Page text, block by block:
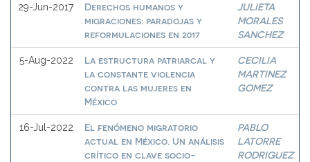
29-Jun-2017
Derechos humanos y
migraciones: paradojas y
reformulaciones en 2017
JULIETA
MORALES
SANCHEZ
5-Aug-2022
La estructura patriarcal y
la constante violencia
contra las mujeres en
México
CECILIA
MARTINEZ
GOMEZ
16-Jul-2022
El fenómeno migratorio
actual en México. Un análisis
crítico en clave socio-
PABLO
LATORRE
RODRIGUEZ